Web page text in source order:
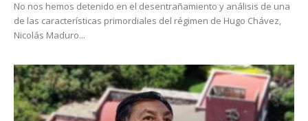
No nos hemos detenido en el desentrañamiento y análisis de una
de las características primordiales del régimen de Hugo Chávez,
Nicolás Maduro...